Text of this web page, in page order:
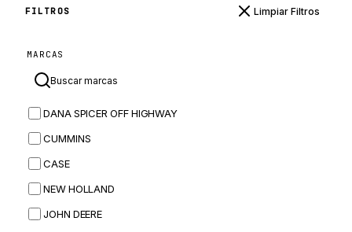
FILTROS Limpiar Filtros
MARCAS
DANA SPICER OFF HIGHWAY
CUMMINS
CASE
NEW HOLLAND
JOHN DEERE